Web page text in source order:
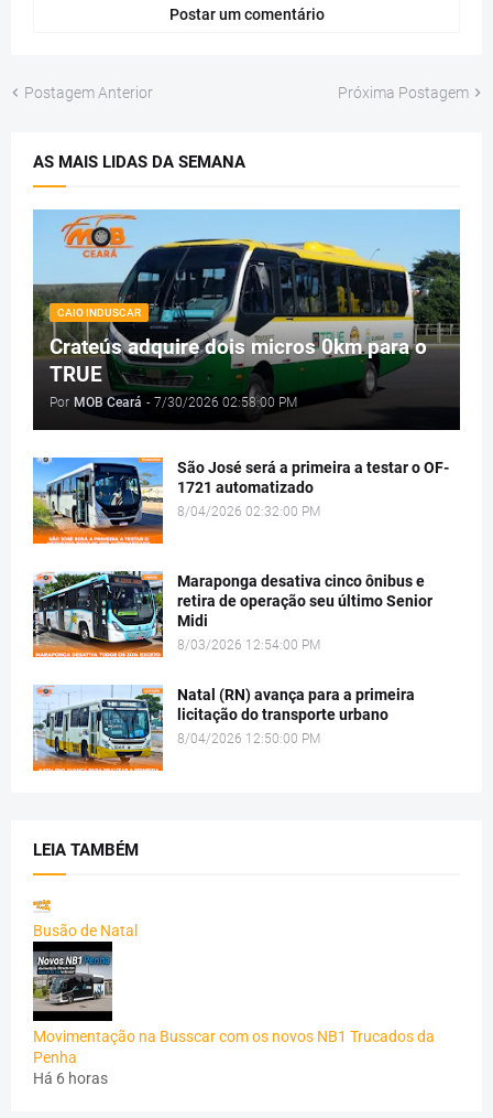
Postar um comentário
Postagem Anterior Próxima Postagem
AS MAIS LIDAS DA SEMANA
CAIO INDUSCAR
Crateús adquire dois micros 0km para o
TRUE
Por MOB Ceará - 7/30/2026 02:58:00 PM
São José será a primeira a testar o OF-
1721 automatizado
8/04/2026 02:32:00 PM
Maraponga desativa cinco ônibus e
retira de operação seu último Senior
Midi
8/03/2026 12:54:00 PM
Natal (RN) avança para a primeira
licitação do transporte urbano
8/04/2026 12:50:00 PM
LEIA TAMBÉM
Busão de Natal
Movimentação na Busscar com os novos NB1 Trucados da
Penha
Há 6 horas